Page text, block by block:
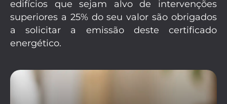
edifícios que sejam alvo de intervenções
superiores a 25% do seu valor são obrigados
a solicitar a emissão deste certificado
energético.